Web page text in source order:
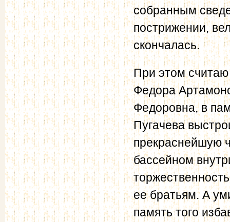
собранным
пострижении,
скончалась.
При этом
Федора
Федоровна, в
Пугачева
прекраснейшую
бассейном
ее братьям. А
память того